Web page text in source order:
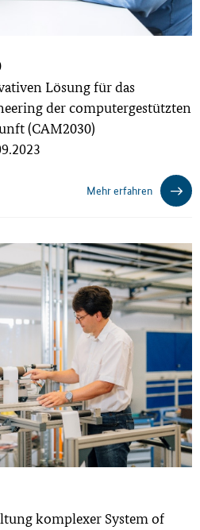
Lösung für das
der computergestützten
(CAM2030)
Mehr erfahren
komplexer System of